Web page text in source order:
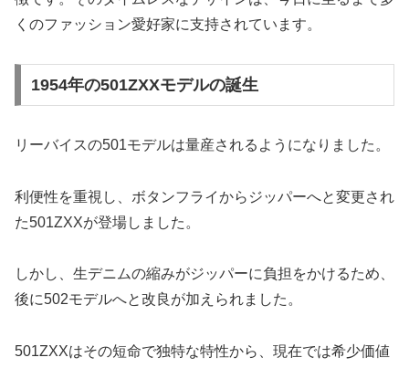
くのファッション愛好家に支持されています。
1954年の501ZXXモデルの誕生
リーバイスの501モデルは量産されるようになりました。
利便性を重視し、ボタンフライからジッパーへと変更され
た501ZXXが登場しました。
しかし、生デニムの縮みがジッパーに負担をかけるため、
後に502モデルへと改良が加えられました。
501ZXXはその短命で独特な特性から、現在では希少価値